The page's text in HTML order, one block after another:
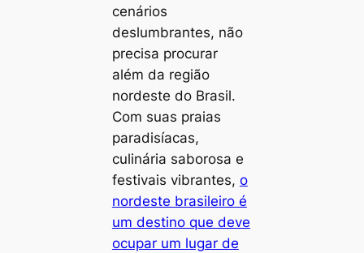
cenários
deslumbrantes, não
precisa procurar
além da região
nordeste do Brasil.
Com suas praias
paradisíacas,
culinária saborosa e
festivais vibrantes, o
nordeste brasileiro é
um destino que deve
ocupar um lugar de